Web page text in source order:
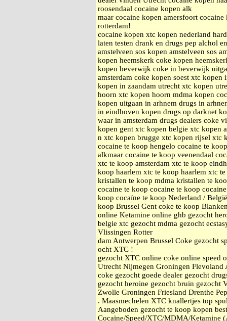
roosendaal cocaine kopen alk
maar cocaine kopen amersfoort cocaine
rotterdam!
cocaine kopen xtc kopen nederland
laten testen drank en drugs pep alchol
amstelveen sos kopen amstelveen sos
kopen heemskerk coke kopen
kopen beverwijk coke in beverwijk
amsterdam coke kopen soest xtc kopen
kopen in zaandam utrecht xtc kopen
hoorn xtc kopen hoorn mdma kopen
kopen uitgaan in arhnem drugs in
in eindhoven kopen drugs op darknet
waar in amsterdam drugs dealers coke
kopen gent xtc kopen belgie xtc kopen
n xtc kopen brugge xtc kopen rijsel xtc
cocaine te koop hengelo cocaine te
alkmaar cocaine te koop veenendaal
xtc te koop amsterdam xtc te koop
koop haarlem xtc te koop haarlem xtc
kristallen te koop mdma kristallen te
cocaine te koop cocaine te koop
koop cocaïne te koop Nederland /
koop Brussel Gent coke te koop
online Ketamine online ghb gezocht
belgie xtc gezocht mdma gezocht
Vlissingen Rotter
dam Antwerpen Brussel Coke gezocht
ocht XTC !
gezocht XTC online coke online speed
Utrecht Nijmegen Groningen Flevoland
coke gezocht goede dealer gezocht
gezocht heroine gezocht bruin gezocht
Zwolle Groningen Friesland Drenthe
. Maasmechelen XTC knallertjes top
Aangeboden gezocht te koop kopen
Cocaïne/Speed/XTC/MDMA/Ketamine